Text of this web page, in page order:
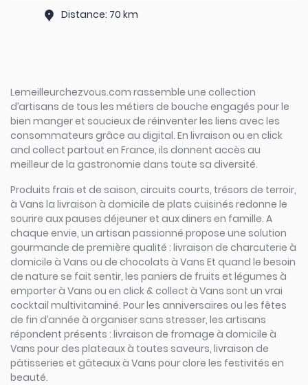
Distance: 70 km
Lemeilleurchezvous.com rassemble une collection
d’artisans de tous les métiers de bouche engagés pour le
bien manger et soucieux de réinventer les liens avec les
consommateurs grâce au digital. En livraison ou en click
and collect partout en France, ils donnent accès au
meilleur de la gastronomie dans toute sa diversité.
Produits frais et de saison, circuits courts, trésors de terroir,
à Vans la livraison à domicile de plats cuisinés redonne le
sourire aux pauses déjeuner et aux diners en famille. A
chaque envie, un artisan passionné propose une solution
gourmande de première qualité : livraison de charcuterie à
domicile à Vans ou de chocolats à Vans Et quand le besoin
de nature se fait sentir, les paniers de fruits et légumes à
emporter à Vans ou en click & collect à Vans sont un vrai
cocktail multivitaminé. Pour les anniversaires ou les fêtes
de fin d’année à organiser sans stresser, les artisans
répondent présents : livraison de fromage à domicile à
Vans pour des plateaux à toutes saveurs, livraison de
pâtisseries et gâteaux à Vans pour clore les festivités en
beauté.